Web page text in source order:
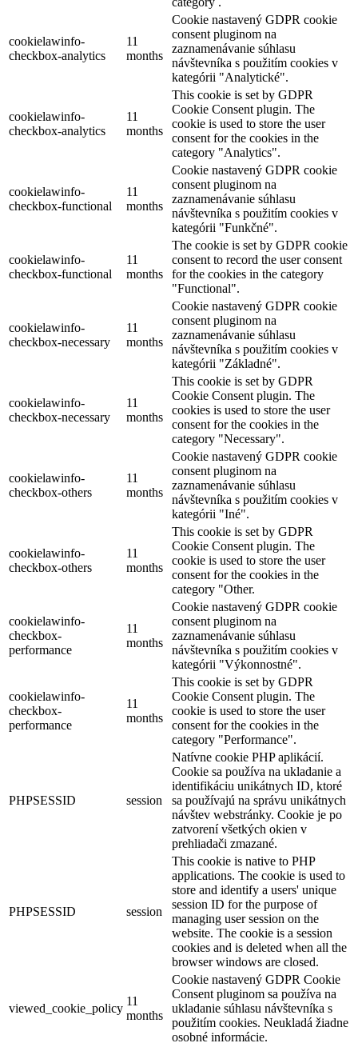
cookielawinfo-
checkbox-analytics
11
months
Cookie nastavený GDPR cookie
consent pluginom na
zaznamenávanie súhlasu
návštevníka s použitím cookies v
kategórii "Analytické".
cookielawinfo-
checkbox-analytics
11
months
This cookie is set by GDPR
Cookie Consent plugin. The
cookie is used to store the user
consent for the cookies in the
category "Analytics".
cookielawinfo-
checkbox-functional
11
months
Cookie nastavený GDPR cookie
consent pluginom na
zaznamenávanie súhlasu
návštevníka s použitím cookies v
kategórii "Funkčné".
cookielawinfo-
checkbox-functional
11
months
The cookie is set by GDPR cookie
consent to record the user consent
for the cookies in the category
"Functional".
cookielawinfo-
checkbox-necessary
11
months
Cookie nastavený GDPR cookie
consent pluginom na
zaznamenávanie súhlasu
návštevníka s použitím cookies v
kategórii "Základné".
cookielawinfo-
checkbox-necessary
11
months
This cookie is set by GDPR
Cookie Consent plugin. The
cookies is used to store the user
consent for the cookies in the
category "Necessary".
cookielawinfo-
checkbox-others
11
months
Cookie nastavený GDPR cookie
consent pluginom na
zaznamenávanie súhlasu
návštevníka s použitím cookies v
kategórii "Iné".
cookielawinfo-
checkbox-others
11
months
This cookie is set by GDPR
Cookie Consent plugin. The
cookie is used to store the user
consent for the cookies in the
category "Other.
cookielawinfo-
checkbox-
performance
11
months
Cookie nastavený GDPR cookie
consent pluginom na
zaznamenávanie súhlasu
návštevníka s použitím cookies v
kategórii "Výkonnostné".
cookielawinfo-
checkbox-
performance
11
months
This cookie is set by GDPR
Cookie Consent plugin. The
cookie is used to store the user
consent for the cookies in the
category "Performance".
PHPSESSID session
Natívne cookie PHP aplikácií.
Cookie sa používa na ukladanie a
identifikáciu unikátnych ID, ktoré
sa používajú na správu unikátnych
návštev webstránky. Cookie je po
zatvorení všetkých okien v
prehliadači zmazané.
PHPSESSID session
This cookie is native to PHP
applications. The cookie is used to
store and identify a users' unique
session ID for the purpose of
managing user session on the
website. The cookie is a session
cookies and is deleted when all the
browser windows are closed.
viewed_cookie_policy
11
months
Cookie nastavený GDPR Cookie
Consent pluginom sa používa na
ukladanie súhlasu návštevníka s
použitím cookies. Neukladá žiadne
osobné informácie.